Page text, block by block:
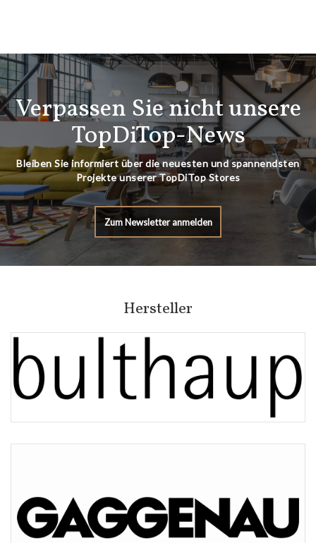
Verpassen Sie nicht unsere
TopDiTop-News
Bleiben Sie informiert über die neuesten und spannendsten
Projekte unserer TopDiTop Stores
Zum Newsletter anmelden
Hersteller